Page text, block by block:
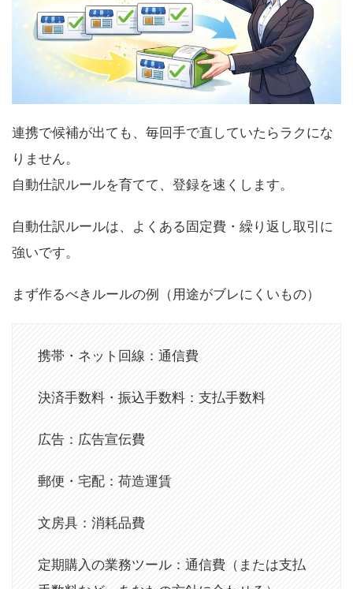
連携で候補が出ても、毎回手で直していたらラクにな
りません。
自動仕訳ルールを育てて、登録を速くします。
強いです。
手数料など、あなたの方針に合わせる）